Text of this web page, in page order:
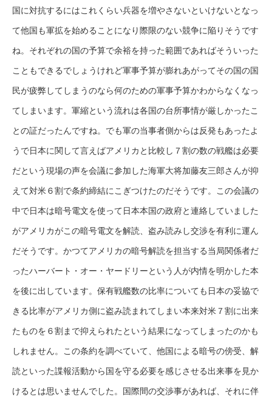
国に対抗するにはこれくらい兵器を増やさないといけないとなっ
て他国も軍拡を始めることになり際限のない競争に陥りそうです
ね。それぞれの国の予算で余裕を持った範囲であればそういった
こともできるでしょうけれど軍事予算が膨れあがってその国の国
民が疲弊してしまうのなら何のための軍事予算かわからなくなっ
てしまいます。軍縮という流れは各国の台所事情が厳しかったこ
との証だったんですね。でも軍の当事者側からは反発もあったよ
うで日本に関して言えばアメリカと比較し７割の数の戦艦は必要
だという現場の声を会議に参加した海軍大将加藤友三郎さんが抑
えて対米６割で条約締結にこぎつけたのだそうです。この会議の
中で日本は暗号電文を使って日本本国の政府と連絡していました
がアメリカがこの暗号電文を解読、盗み読みし交渉を有利に運ん
だそうです。かつてアメリカの暗号解読を担当する当局関係者だ
ったハーバート・オー・ヤードリーという人が内情を明かした本
を後に出しています。保有戦艦数の比率についても日本の妥協で
きる比率がアメリカ側に盗み読まれてしまい本来対米７割に出来
たものを６割まで抑えられたという結果になってしまったのかも
しれません。この条約を調べていて、他国による暗号の傍受、解
読といった諜報活動から国を守る必要を感じさせる出来事を見か
けるとは思いませんでした。国際間の交渉事があれば、それに伴